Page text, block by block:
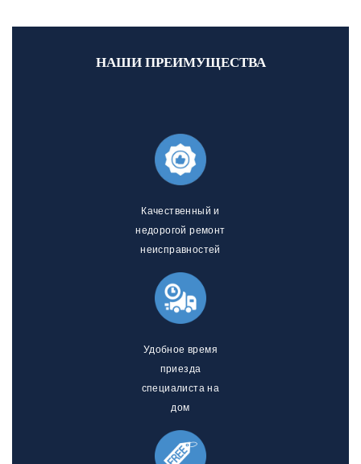
НАШИ ПРЕИМУЩЕСТВА
Качественный и
недорогой ремонт
неисправностей
Удобное время
приезда
специалиста на
дом